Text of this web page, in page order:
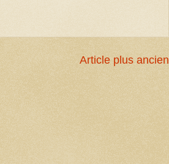
Article plus ancien